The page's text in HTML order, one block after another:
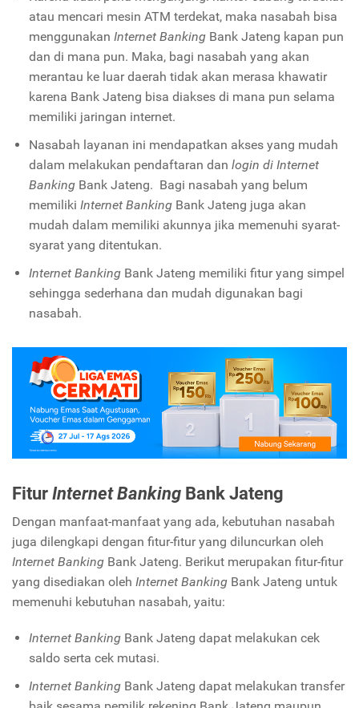
atau mencari mesin ATM terdekat, maka nasabah bisa
menggunakan Internet BankingBank Jateng kapan pun
dan di mana pun. Maka, bagi nasabah yang akan
merantau ke luar daerah tidak akan merasa khawatir
karena Bank Jateng bisa diakses di mana pun selama
memiliki jaringan internet.
Nasabah layanan ini mendapatkan akses yang mudah
dalam melakukan pendaftaran dan login di Internet
BankingBank Jateng. Bagi nasabah yang belum
memiliki Internet BankingBank Jateng juga akan
mudah dalam memiliki akunnya jika memenuhi syarat-
syarat yang ditentukan.
Internet BankingBank Jateng memiliki fitur yang simpel
sehingga sederhana dan mudah digunakan bagi
nasabah.
FiturInternet Banking Bank Jateng
Dengan manfaat-manfaat yang ada, kebutuhan nasabah
juga dilengkapi dengan fitur-fitur yang diluncurkan oleh
Internet Banking Bank Jateng. Berikut merupakan fitur-fitur
yang disediakan oleh Internet Banking Bank Jateng untuk
memenuhi kebutuhan nasabah, yaitu:
Internet BankingBank Jateng dapat melakukan cek
saldo serta cek mutasi.
Internet BankingBank Jateng dapat melakukan transfer